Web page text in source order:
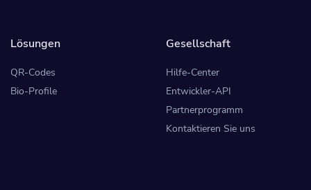
Lösungen
QR-Codes
Bio-Profile
Gesellschaft
Hilfe-Center
Entwickler-API
Partnerprogramm
Kontaktieren Sie uns